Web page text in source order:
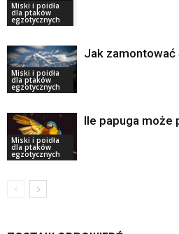
Miski i poidła
dla ptaków
egzotycznych
Miski i poidła
dla ptaków
egzotycznych
Jak zamontować
Miski i poidła
dla ptaków
egzotycznych
Ile papuga może